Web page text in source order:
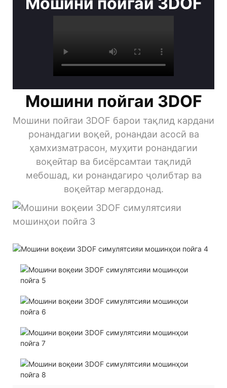
Мошини пойгаи 3DOF
Мошини пойгаи 3DOF барои тақлид кардани
ронандагии воқеӣ, ронандаи асосӣ ва
ҳамхизматрасон, муҳити ронандагии
воқеӣтар ва бисёрсамтаи тақлидӣ
мебошад, ки ронандагиро ҷолибтар ва
воқеӣтар мегардонад.